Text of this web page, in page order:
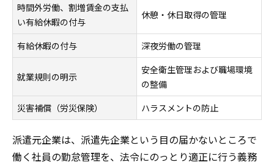
時間外労働、割増賃金の支払
い有給休暇の付与
休憩・休日取得の管理
有給休暇の付与 深夜労働の管理
就業規則の明示
安全衛生管理および職場環境
の整備
災害補償（労災保険）
ハラスメントの防止
派遣元企業は、派遣先企業という目の届かないところで
働く社員の勤怠管理を、法令にのっとり適正に行う義務